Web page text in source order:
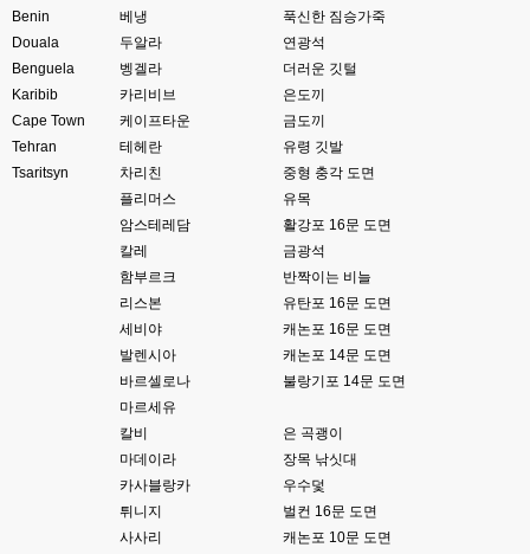
Benin
베냉
푹신한 짐승가죽
Douala
두알라
연광석
Benguela
벵겔라
더러운 깃털
Karibib
카리비브
은도끼
Cape Town
케이프타운
금도끼
Tehran
테헤란
유령 깃발
Tsaritsyn
차리친
중형 충각 도면
플리머스
유목
암스테레담
활강포 16문 도면
칼레
금광석
함부르크
반짝이는 비늘
리스본
유탄포 16문 도면
세비야
캐논포 16문 도면
발렌시아
캐논포 14문 도면
바르셀로나
불랑기포 14문 도면
마르세유
칼비
은 곡괭이
마데이라
장목 낚싯대
카사블랑카
우수덫
튀니지
벌컨 16문 도면
사사리
캐논포 10문 도면
그러다가 xe1 8버전으로 만들다가
문뜩 라이믹스가있는데 내가왜 뻘짓중이지 하면서 집어치운 ..;
고게임77
예전에 xe다운 홈페이지에 php8 버전 공유 하신분은 아니시죠 ㅎㅎㅎ?
솔찍히 아직도 라이믹스보다 xe가 정이 더가긴합니다 ㅠ
솔직히 적응이 xe1이다보니깐 라이믹스는 비슷하면서 틀리니 적응이 안되요
그렇다고 코어랑 모듈 전부 마개조해버릴려니 난중 또 공식버전 올라오면 답